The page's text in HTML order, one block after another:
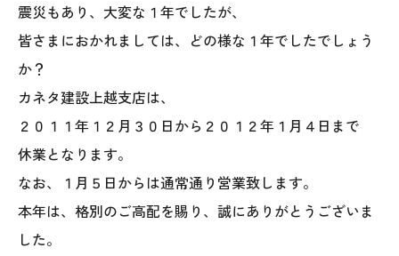
お知らせ
ISSH糸魚川住宅認定基準
モデルハウス
上越スタジオ
震災もあり、大変な１年でしたが、
皆さまにおかれましては、どの様な１年でしたでしょう
か？
カネタ建設上越支店は、
２０１１年１２月３０日から２０１２年１月４日まで
休業となります。
なお、１月５日からは通常通り営業致します。
本年は、格別のご高配を賜り、誠にありがとうございま
した。